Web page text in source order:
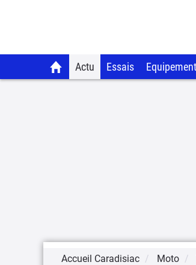
Actu Essais Equipement
Accueil Caradisiac Moto